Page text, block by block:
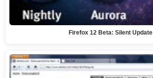
Firefox 12 Beta: Silent Update